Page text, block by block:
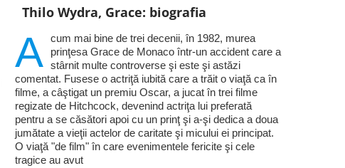
Thilo Wydra, Grace: biografia
A
cum mai bine de trei decenii, în 1982, murea
prinţesa Grace de Monaco într-un accident care a
stârnit multe controverse şi este şi astăzi
comentat. Fusese o actriţă iubită care a trăit o viaţă ca în
filme, a câştigat un premiu Oscar, a jucat în trei filme
regizate de Hitchcock, devenind actriţa lui preferată
pentru a se căsători apoi cu un prinţ şi a-şi dedica a doua
jumătate a vieţii actelor de caritate şi micului ei principat.
O viaţă "de film" în care evenimentele fericite şi cele
tragice au avut